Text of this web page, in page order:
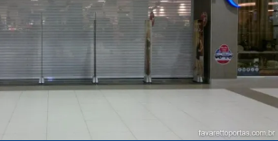
Acessórios Para Portas de
Enrolar
Pintura eletrostática
Portfólio